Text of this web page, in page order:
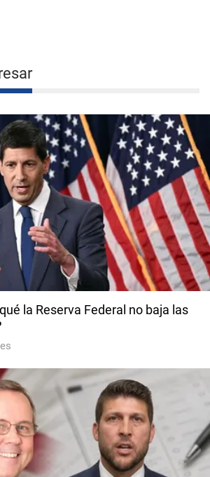
la Reserva Federal no baja las